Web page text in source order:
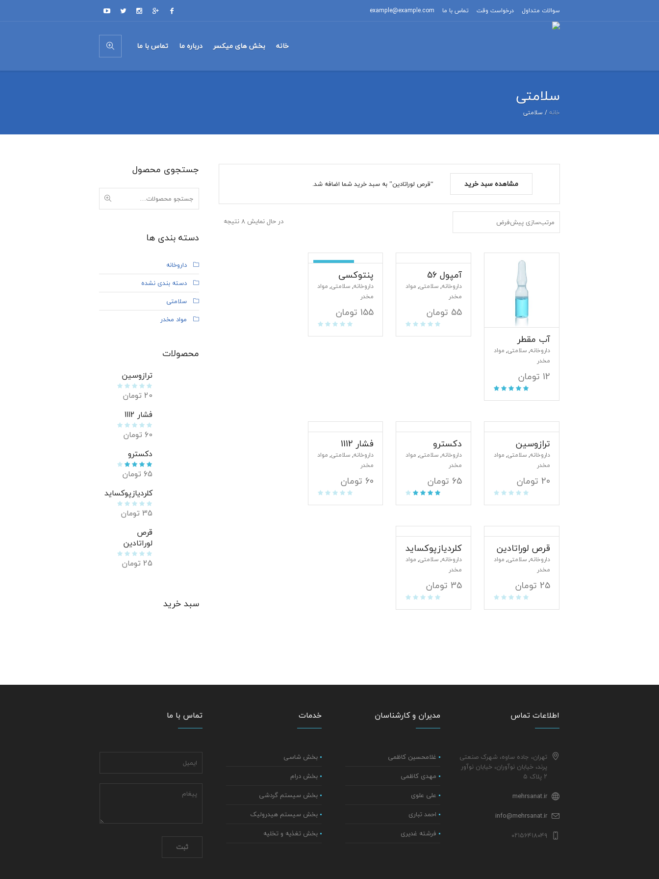
سوالات متداول درخواست وقت تماس با ما example@example.com
خانه بخش های میکسر درباره ما تماس با ما
سلامتی
خانه/ سلامتی
مشاهده سبد خرید “قرص لوراتادین” به سبد خرید شما اضافه شد.
در حال نمایش 8 نتیجه
آب مقطر
داروخانه, سلامتی, مواد
مخدر
12 تومان
آمپول 56
داروخانه, سلامتی, مواد
مخدر
55 تومان
پنتوکسی
داروخانه, سلامتی, مواد
مخدر
155 تومان
ترازوسین
داروخانه, سلامتی, مواد
مخدر
20 تومان
دکسترو
داروخانه, سلامتی, مواد
مخدر
65 تومان
فشار 1112
داروخانه, سلامتی, مواد
مخدر
60 تومان
قرص لوراتادین
داروخانه, سلامتی, مواد
مخدر
25 تومان
کلردیازپوکساید
داروخانه, سلامتی, مواد
مخدر
35 تومان
جستجوی محصول
دسته بندی ها
داروخانه
دسته بندی نشده
سلامتی
مواد مخدر
محصولات
ترازوسین
20 تومان
فشار 1112
60 تومان
دکسترو
65 تومان
کلردیازپوکساید
35 تومان
قرص
لوراتادین
25 تومان
سبد خرید
اطلاعات تماس
تهران، جاده ساوه، شهرک صنعتی
پرند، خیابان نوآوران، خیابان نوآور
۲ پلاک ۵
mehrsanat.ir
info@mehrsanat.ir
۰۲۱۵۶۴۱۸۰۴۹
مدیران و کارشناسان
غلامحسین کاظمی
مهدی کاظمی
علی علوی
احمد تباری
فرشته غدیری
خدمات
بخش شاسی
بخش درام
بخش سیستم گردشی
بخش سیستم هیدرولیک
بخش تغذیه و تخلیه
تماس با ما